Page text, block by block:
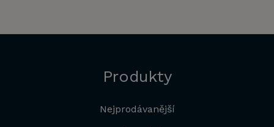
Produkty
Nejprodávanější